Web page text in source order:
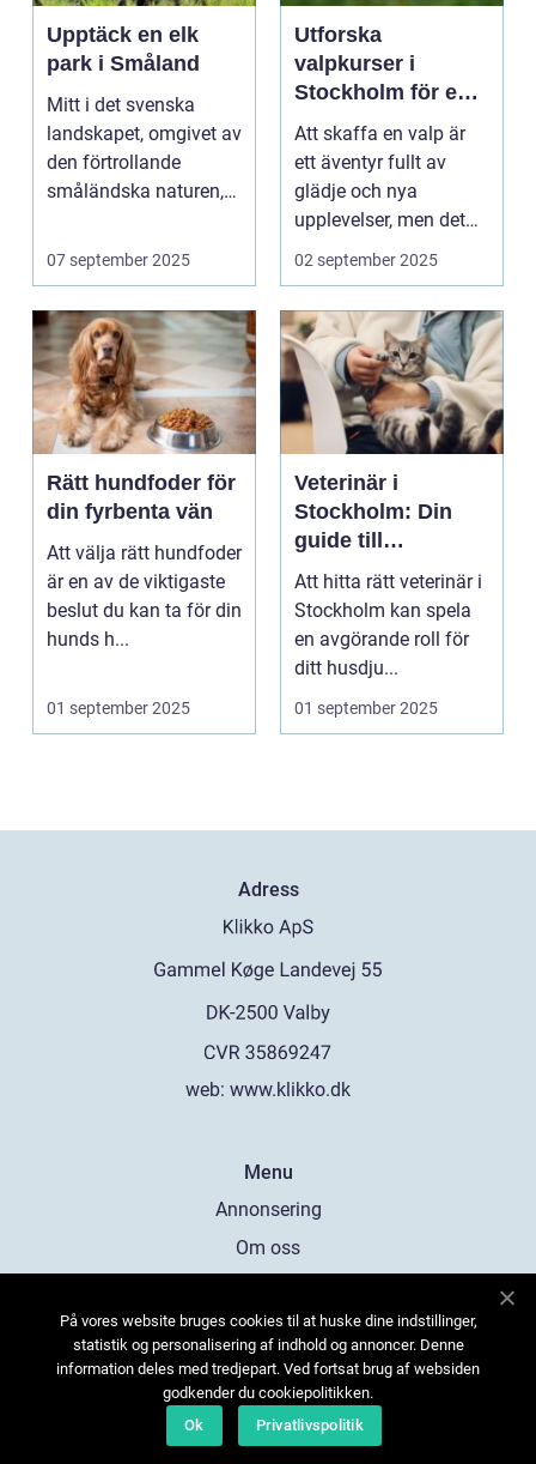
Upptäck en elk
park i Småland
Mitt i det svenska
landskapet, omgivet av
den förtrollande
småländska naturen,
07 september 2025
Utforska
valpkurser i
Stockholm för en
lycklig och
välanpassad valp
Att skaffa en valp är
ett äventyr fullt av
glädje och nya
upplevelser, men det
st&aum...
02 september 2025
Rätt hundfoder för
din fyrbenta vän
Att välja rätt hundfoder
är en av de viktigaste
beslut du kan ta för din
hunds h...
01 september 2025
Veterinär i
Stockholm: Din
guide till
djursjukvård i
huvudstaden
Att hitta rätt veterinär i
Stockholm kan spela
en avgörande roll för
ditt husdju...
01 september 2025
Adress
web: www.klikko.dk
Menu
Annonsering
Om oss
Kontakta oss
Sitemap
På vores website bruges cookies til at huske dine indstillinger,
statistik og personalisering af indhold og annoncer. Denne
information deles med tredjepart. Ved fortsat brug af websiden
godkender du cookiepolitikken.
Ok
Privatlivspolitik